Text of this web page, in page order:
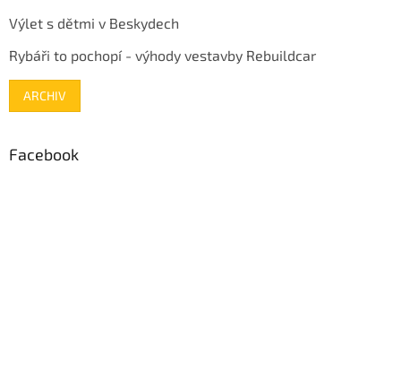
Výlet s dětmi v Beskydech
Rybáři to pochopí - výhody vestavby Rebuildcar
ARCHIV
Facebook